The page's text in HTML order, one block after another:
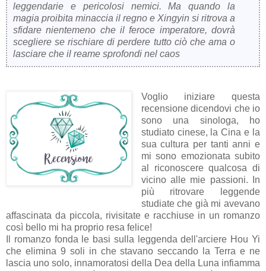
leggendarie e pericolosi nemici. Ma quando la
magia proibita minaccia il regno e Xingyin si ritrova a
sfidare nientemeno che il feroce imperatore, dovrà
scegliere se rischiare di perdere tutto ciò che ama o
lasciare che il reame sprofondi nel caos
Voglio iniziare questa
recensione dicendovi che io
sono una sinologa, ho
studiato cinese, la Cina e la
sua cultura per tanti anni e
mi sono emozionata subito
al riconoscere qualcosa di
vicino alle mie passioni. In
più ritrovare leggende
studiate che già mi avevano
affascinata da piccola, rivisitate e racchiuse in un romanzo
così bello mi ha proprio resa felice!
Il romanzo fonda le basi sulla leggenda dell'arciere Hou Yi
che elimina 9 soli in che stavano seccando la Terra e ne
lascia uno solo, innamoratosi della Dea della Luna infiamma